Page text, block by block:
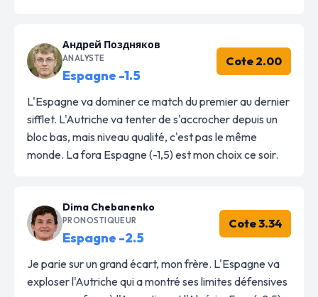
Андрей Поздняков
ANALYSTE
Espagne -1.5
Cote 2.00
L'Espagne va dominer ce match du premier au dernier
sifflet. L'Autriche va tenter de s'accrocher depuis un
bloc bas, mais niveau qualité, c'est pas le même
monde. La fora Espagne (-1,5) est mon choix ce soir.
Dima Chebanenko
PRONOSTIQUEUR
Espagne -2.5
Cote 3.34
Je parie sur un grand écart, mon frère. L'Espagne va
exploser l'Autriche qui a montré ses limites défensives